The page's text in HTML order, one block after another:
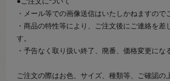
・メール等での画像送信はいたしかねますので
・商品の特性等により、ご注文後にご連絡を差
す。
・予告なく取り扱い終了、廃番、価格変更にな
ご注文の際はお色、サイズ、種類等、ご確認の